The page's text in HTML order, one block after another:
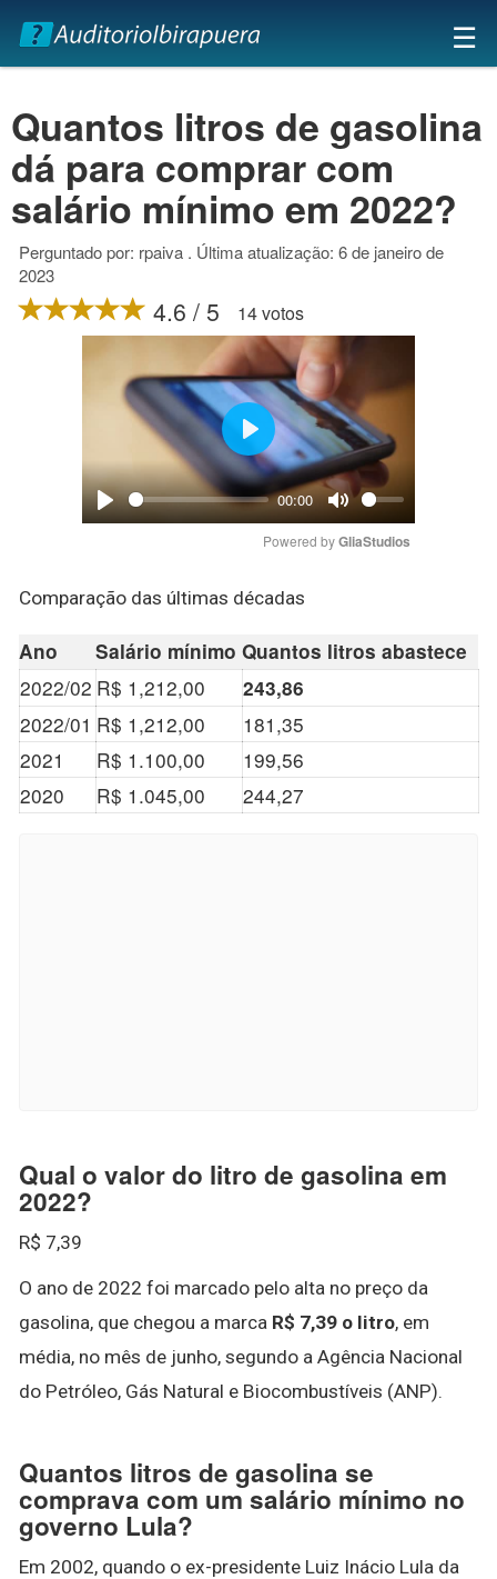
×
☰
Quantos litros de gasolina
dá para comprar com
salário mínimo em 2022?
Perguntado por: rpaiva . Última atualização: 6 de janeiro de
2023
4.6 / 5 14 votos
Play
00:00
Mute
Play
Powered by GliaStudios
Comparação das últimas décadas
Ano Salário mínimo Quantos litros abastece
2022/02 R$ 1,212,00 243,86
2022/01 R$ 1,212,00
181,35
2021
R$ 1.100,00
199,56
2020
R$ 1.045,00 244,27
Qual o valor do litro de gasolina em
2022?
R$ 7,39
O ano de 2022 foi marcado pelo alta no preço da
gasolina, que chegou a marca R$ 7,39 o litro, em
média, no mês de junho, segundo a Agência Nacional
do Petróleo, Gás Natural e Biocombustíveis (ANP).
Quantos litros de gasolina se
comprava com um salário mínimo no
governo Lula?
Em 2002, quando o ex-presidente Luiz Inácio Lula da